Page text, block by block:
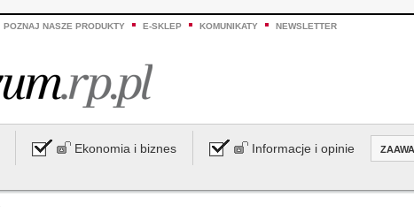
POZNAJ NASZE PRODUKTY E-SKLEP KOMUNIKATY NEWSLETTER
Ekonomia i biznes Informacje i opinie